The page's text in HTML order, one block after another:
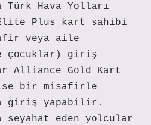
Türk Hava Yolları
Plus kart sahibi
veya aile
çocuklar) giriş
Alliance Gold Kart
bir misafirle
giriş yapabilir.
seyahat eden yolcular